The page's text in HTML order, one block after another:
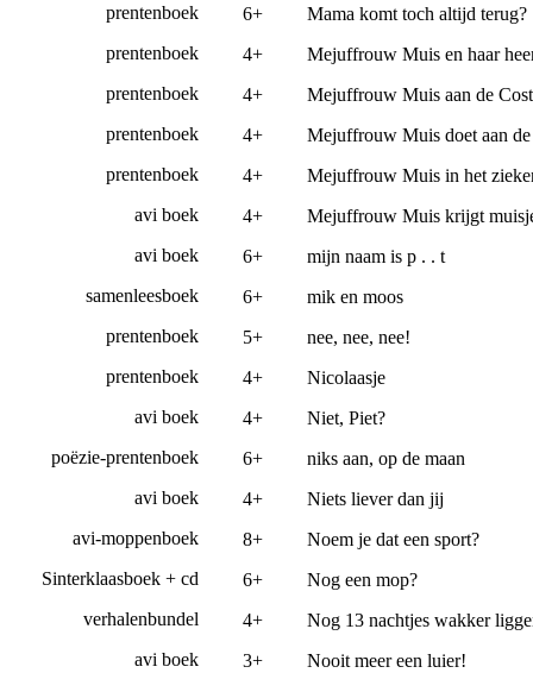
prentenboek
prentenboek
prentenboek
prentenboek
prentenboek
avi boek
avi boek
samenleesboek
prentenboek
prentenboek
avi boek
poëzie-prentenboek
avi boek
avi-moppenboek
Sinterklaasboek + cd
verhalenbundel
avi boek
6+
4+
4+
4+
4+
4+
6+
6+
5+
4+
4+
6+
4+
8+
6+
4+
3+
Mama komt toch altijd terug?
Mejuffrouw Muis en haar
Mejuffrouw Muis aan de
Mejuffrouw Muis doet aan
Mejuffrouw Muis in het
Mejuffrouw Muis krijgt
mijn naam is p . . t
mik en moos
nee, nee, nee!
Nicolaasje
Niet, Piet?
niks aan, op de maan
Niets liever dan jij
Noem je dat een sport?
Nog een mop?
Nog 13 nachtjes wakker
Nooit meer een luier!